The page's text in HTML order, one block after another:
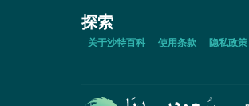
探索
关于沙特百科 使用条款 隐私政策